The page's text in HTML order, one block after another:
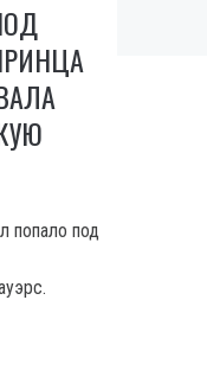
попало под